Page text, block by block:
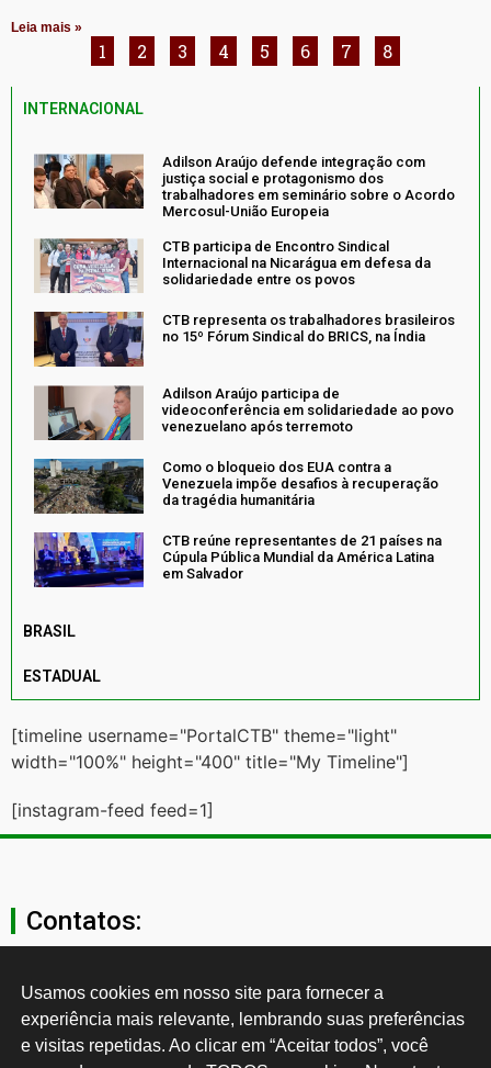
Leia mais »
1 2 3 4 5 6 7 8
INTERNACIONAL
Adilson Araújo defende integração com
justiça social e protagonismo dos
trabalhadores em seminário sobre o Acordo
Mercosul-União Europeia
CTB participa de Encontro Sindical
Internacional na Nicarágua em defesa da
solidariedade entre os povos
CTB representa os trabalhadores brasileiros
no 15º Fórum Sindical do BRICS, na Índia
Adilson Araújo participa de
videoconferência em solidariedade ao povo
venezuelano após terremoto
Como o bloqueio dos EUA contra a
Venezuela impõe desafios à recuperação
da tragédia humanitária
CTB reúne representantes de 21 países na
Cúpula Pública Mundial da América Latina
em Salvador
BRASIL
ESTADUAL
[timeline username="PortalCTB" theme="light"
width="100%" height="400" title="My Timeline"]
[instagram-feed feed=1]
Contatos:
secgeral@ctb.org.br
11 3874-0040
Usamos cookies em nosso site para fornecer a
experiência mais relevante, lembrando suas preferências
e visitas repetidas. Ao clicar em “Aceitar todos”, você